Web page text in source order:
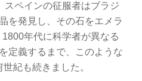
スペインの征服者はブラジ
を発見し、その石をエメラ
年代に科学者が異なる
定義するまで、このような
紀も続きました。